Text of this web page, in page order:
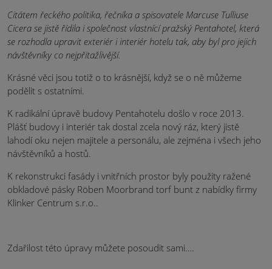
Citátem řeckého politika, řečníka a spisovatele Marcuse Tulliuse
Cicera se jistě řídila i společnost vlastnící pražský Pentahotel, která
se rozhodla upravit exteriér i interiér hotelu tak, aby byl pro jejich
návštěvníky co nejpřitažlivější.
Krásné věci jsou totiž o to krásnější, když se o ně můžeme
podělit s ostatními.
K radikální úpravě budovy Pentahotelu došlo v roce 2013.
Plášť budovy i interiér tak dostal zcela nový ráz, který jistě
lahodí oku nejen majitele a personálu, ale zejména i všech jeho
návštěvníků a hostů.
K rekonstrukci fasády i vnitřních prostor byly použity ražené
obkladové pásky Röben Moorbrand torf bunt z nabídky firmy
Klinker Centrum s.r.o..
Zdařilost této úpravy můžete posoudit sami….